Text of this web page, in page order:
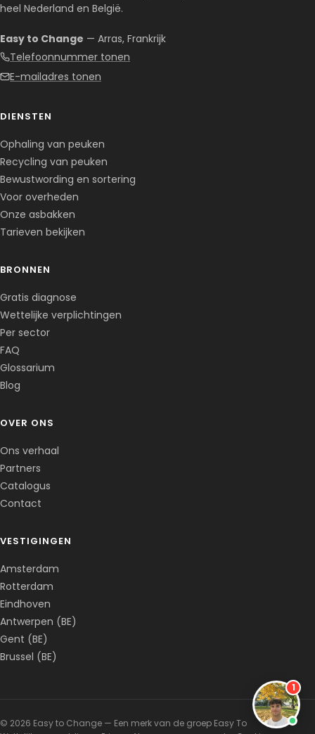
heel Nederland en België.
Easy to Change — Arras, Frankrijk
Telefoonnummer tonen
E-mailadres tonen
DIENSTEN
Ophaling van peuken
Recycling van peuken
Bewustwording en sortering
Voor overheden
Onze asbakken
Tarieven bekijken
BRONNEN
Gratis diagnose
Wettelijke verplichtingen
Per sector
FAQ
Glossarium
Blog
OVER ONS
Ons verhaal
Partners
Catalogus
Contact
VESTIGINGEN
Amsterdam
Rotterdam
Eindhoven
Antwerpen (BE)
Gent (BE)
Brussel (BE)
© 2026 Easy to Change — Een merk van de groep Easy To
1
Clone du co-fondateur · En ligne